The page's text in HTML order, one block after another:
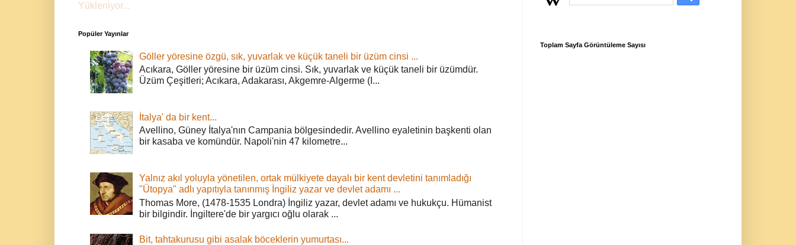
Yükleniyor...
Popüler Yayınlar
Göller yöresine özgü, sık, yuvarlak ve küçük taneli bir üzüm cinsi ...
Acıkara, Göller yöresine bir üzüm cinsi. Sık, yuvarlak ve küçük taneli bir üzümdür.
Üzüm Çeşitleri; Acıkara, Adakarası, Akgemre-Algerme (I...
İtalya' da bir kent...
Avellino, Güney İtalya'nın Campania bölgesindedir. Avellino eyaletinin başkenti olan
bir kasaba ve komündür. Napoli'nin 47 kilometre...
Yalnız akıl yoluyla yönetilen, ortak mülkiyete dayalı bir kent devletini tanımladığı
"Ütopya" adlı yapıtıyla tanınmış İngiliz yazar ve devlet adamı ...
Thomas More, (1478-1535 Londra) İngiliz yazar, devlet adamı ve hukukçu. Hümanist
bir bilgindir. İngiltere'de bir yargıcı oğlu olarak ...
Bit, tahtakurusu gibi asalak böceklerin yumurtası...
Toplam Sayfa Görüntüleme Sayısı